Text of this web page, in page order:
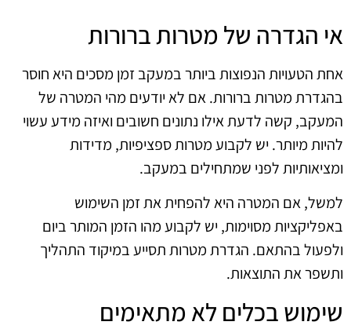
אי הגדרה של מטרות ברורות
אחת הטעויות הנפוצות ביותר במעקב זמן מסכים היא חוסר
בהגדרת מטרות ברורות. אם לא יודעים מהי המטרה של
המעקב, קשה לדעת אילו נתונים חשובים ואיזה מידע עשוי
להיות מיותר. יש לקבוע מטרות ספציפיות, מדידות
ומציאותיות לפני שמתחילים במעקב.
למשל, אם המטרה היא להפחית את זמן השימוש
באפליקציות מסוימות, יש לקבוע מהו הזמן המותר ביום
ולפעול בהתאם. הגדרת מטרות תסייע במיקוד התהליך
ותשפר את התוצאות.
שימוש בכלים לא מתאימים